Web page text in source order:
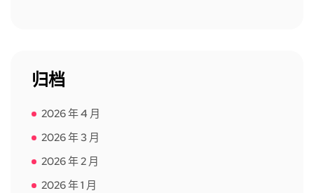
归档
2026 年 4 月
2026 年 3 月
2026 年 2 月
2026 年 1 月